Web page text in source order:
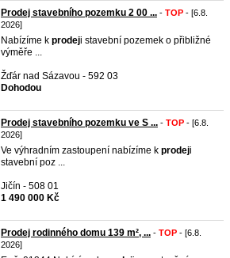
Prodej stavebního pozemku 2 00 ... - TOP - [6.8.
2026]
Nabízíme k prodeji stavební pozemek o přibližné
výměře ...
Žďár nad Sázavou - 592 03
Dohodou
Prodej stavebního pozemku ve S ... - TOP - [6.8.
2026]
Ve výhradním zastoupení nabízíme k prodeji
stavební poz ...
Jičín - 508 01
1 490 000 Kč
Prodej rodinného domu 139 m², ... - TOP - [6.8.
2026]